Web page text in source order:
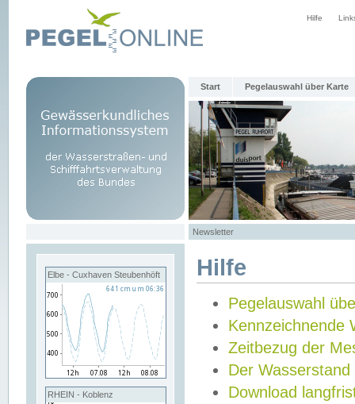
Hilfe
Start Pegelauswahl über Karte
Newsletter
Elbe - Cuxhaven Steubenhöft
RHEIN - Koblenz
Hilfe
Pegelauswahl
Kennzeichnende
Zeitbezug der
Der Wasserstand
Download